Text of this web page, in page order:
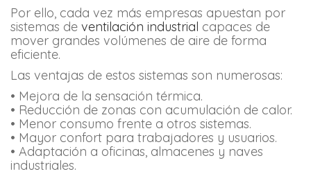
Por ello, cada vez más empresas apuestan por
sistemas de ventilación industrial capaces de
mover grandes volúmenes de aire de forma
eficiente.
Las ventajas de estos sistemas son numerosas:
• Mejora de la sensación térmica.
• Reducción de zonas con acumulación de calor.
• Menor consumo frente a otros sistemas.
• Mayor confort para trabajadores y usuarios.
• Adaptación a oficinas, almacenes y naves
industriales.